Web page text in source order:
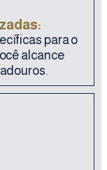
para o
alcance